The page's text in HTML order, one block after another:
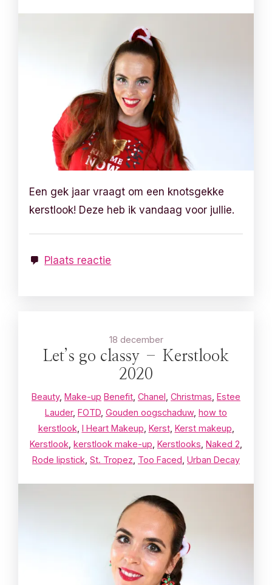
Een gek jaar vraagt om een knotsgekke
kerstlook! Deze heb ik vandaag voor jullie.
Plaats reactie
18 december
Let’s go classy – Kerstlook
2020
Beauty, Make-up Benefit Chanel Christmas Estee
Lauder, FOTD Gouden oogschaduw, how to
kerstlook I Heart Makeup Kerst, Kerst makeup
Kerstlook kerstlook make-up Kerstlooks Naked 2
Rode lipstick St. Tropez Too Faced Urban Decay